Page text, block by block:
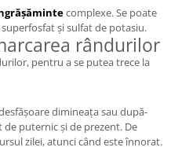
complexe. Se poate
și sulfat de potasiu.
rândurilor
pentru a se putea trece la
dimineața sau după-
de puternic și de prezent. De
zilei, atunci când este înnorat.